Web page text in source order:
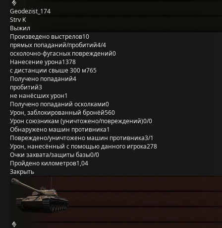
Geodezist_174
Strv K
Выжил
Произведено выстрелов10
прямых попаданий/пробитий4/4
осколочно-фугасных повреждений0
Нанесение урона1378
с дистанции свыше 300 м765
Получено попаданий4
пробитий3
не нанёсших урон1
Получено попаданий осколками0
Урон, заблокированный бронёй560
Урон союзникам (уничтожено/повреждений)0/0
Обнаружено машин противника1
Повреждено/уничтожено машин противника3/1
Урон, нанесённый с помощью данного игрока278
Очки захвата/защиты базы0/0
Пройдено километров1,04
Закрыть